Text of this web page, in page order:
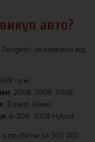
авто?
Peugeot, незалежно від
та ін.
: 2008, 3008, 5008.
:, Expert, Boxer.
: e-208, 3008 Hybrid.
з пробігом за 300 000